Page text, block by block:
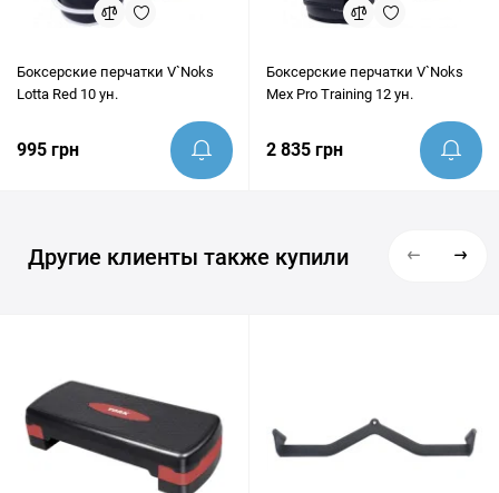
Боксерские перчатки V`Noks
Lotta Red 10 ун.
995 грн
Боксерские перчатки V`Noks
Mex Pro Training 12 ун.
2 835 грн
Другие клиенты также купили